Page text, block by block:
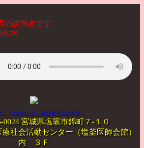
の訪問者です。
29
してのお知らせ（電話番号等の変更）
宮城県塩竈市錦町７-１０
会活動センター（塩釜医師会館）
内 ３Ｆ